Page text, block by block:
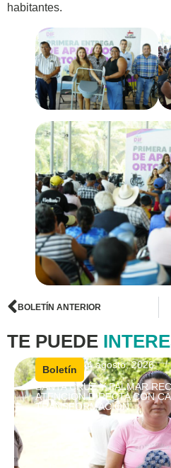
habitantes.
BOLETÍN ANTERIOR
TE PUEDE
Boletín |4 agosto, 2026
SANTA CRUZ Y PALMAR
ATENCIÓN DIRECTA CON
TRANSFORMACIÓN